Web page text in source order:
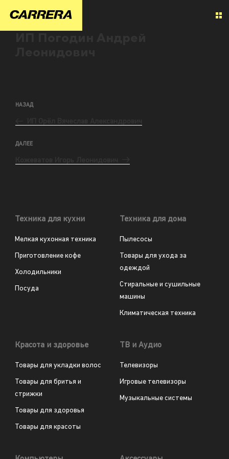
НАЗАД
ДАЛЕЕ
Техника для кухни
Мелкая кухонная техника
Приготовление кофе
Холодильники
Посуда
Техника для дома
Пылесосы
Товары для ухода за
одеждой
Стиральные и сушильные
машины
Климатическая техника
Красота и здоровье
Товары для укладки волос
Товары для бритья и
стрижки
Товары для здоровья
Товары для красоты
ТВ и Аудио
Телевизоры
Игровые телевизоры
Музыкальные системы